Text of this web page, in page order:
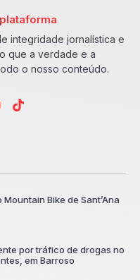
integridade jornalística e
que a verdade e a
o nosso conteúdo.
Bike de Sant’Ana
por tráfico de drogas no
em Barroso